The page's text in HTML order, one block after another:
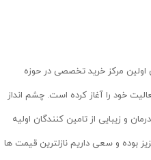
اولین مرکز خرید تخصصی در حوزه
درمان و زیبایی از سال ۱۳۹۹ فعالیت خود را آغاز کرده است. چشم انداز
و زیبایی از تامین کنندگان اولیه
بوده و سعی داریم نازلترین قیمت ها